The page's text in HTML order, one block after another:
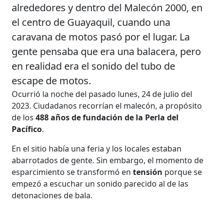
alrededores y dentro del Malecón 2000, en
el centro de Guayaquil, cuando una
caravana de motos pasó por el lugar. La
gente pensaba que era una balacera, pero
en realidad era el sonido del tubo de
escape de motos.
Ocurrió la noche del pasado lunes, 24 de julio del
2023. Ciudadanos recorrían el malecón, a propósito
de los 488 años de fundación de la Perla del
Pacífico.
En el sitio había una feria y los locales estaban
abarrotados de gente. Sin embargo, el momento de
esparcimiento se transformó entensión porque se
empezó a escuchar un sonido parecido al de las
detonaciones de bala.